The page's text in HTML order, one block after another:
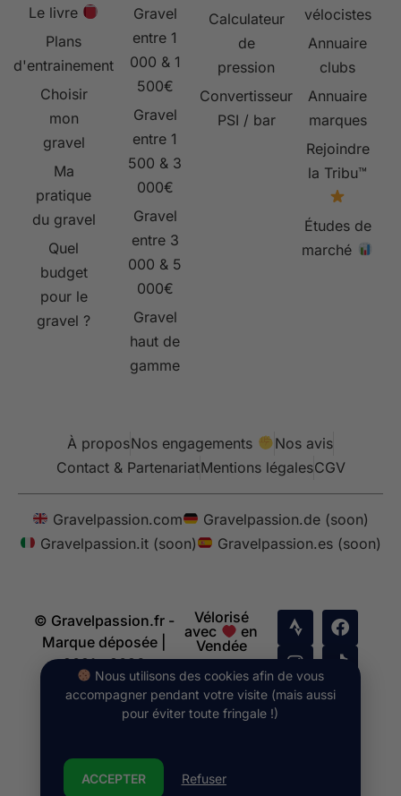
Le livre
Plans
d'entrainement
Choisir
mon
gravel
Ma
pratique
du gravel
Quel
budget
pour le
gravel ?
Gravel
entre 1
000 & 1
500€
Gravel
entre 1
500 & 3
000€
Gravel
entre 3
000 & 5
000€
Gravel
haut de
gamme
Calculateur
de
pression
Convertisseur
PSI / bar
vélocistes
Annuaire
clubs
Annuaire
marques
Rejoindre
la Tribu™
Études de
marché
À proposNos engagements
Nos avis
Contact & PartenariatMentions légalesCGV
Gravelpassion.com
Gravelpassion.de (soon)
Gravelpassion.it (soon)
Gravelpassion.es (soon)
© Gravelpassion.fr -
Marque déposée |
2021 - 2026
Vélorisé
avec
en
Vendée
Nous utilisons des cookies afin de vous
accompagner pendant votre visite (mais aussi
pour éviter toute fringale !)
ACCEPTER Refuser